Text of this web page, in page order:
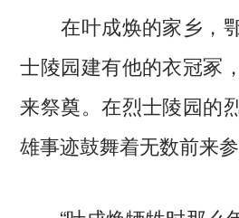
在叶成焕的家乡，
士陵园建有他的衣冠冢
来祭奠。在烈士陵园的
雄事迹鼓舞着无数前来参